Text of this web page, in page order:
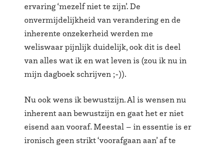
ervaring ‘mezelf niet te zijn’. De
onvermijdelijkheid van verandering en de
inherente onzekerheid werden me
weliswaar pijnlijk duidelijk, ook dit is deel
van alles wat ik en wat leven is (zou ik nu in
mijn dagboek schrijven ;-)).
Nu ook wens ik bewustzijn. Al is wensen nu
inherent aan bewustzijn en gaat het er niet
eisend aan vooraf. Meestal – in essentie is er
ironisch geen strikt ‘voorafgaan aan’ af te